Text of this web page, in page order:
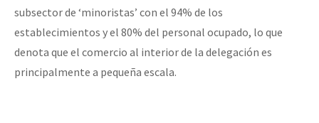
subsector de ‘minoristas’ con el 94% de los
establecimientos y el 80% del personal ocupado, lo que
denota que el comercio al interior de la delegación es
principalmente a pequeña escala.